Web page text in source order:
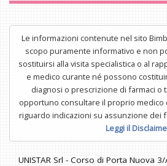
Le informazioni contenute nel sito
scopo puramente informativo e non
sostituirsi alla visita specialistica o al
e medico curante né possono
diagnosi o prescrizione di farmaci o
opportuno consultare il proprio medico
riguardo indicazioni su assunzione dei
Leggi il
UNISTAR Srl - Corso di Porta Nuova